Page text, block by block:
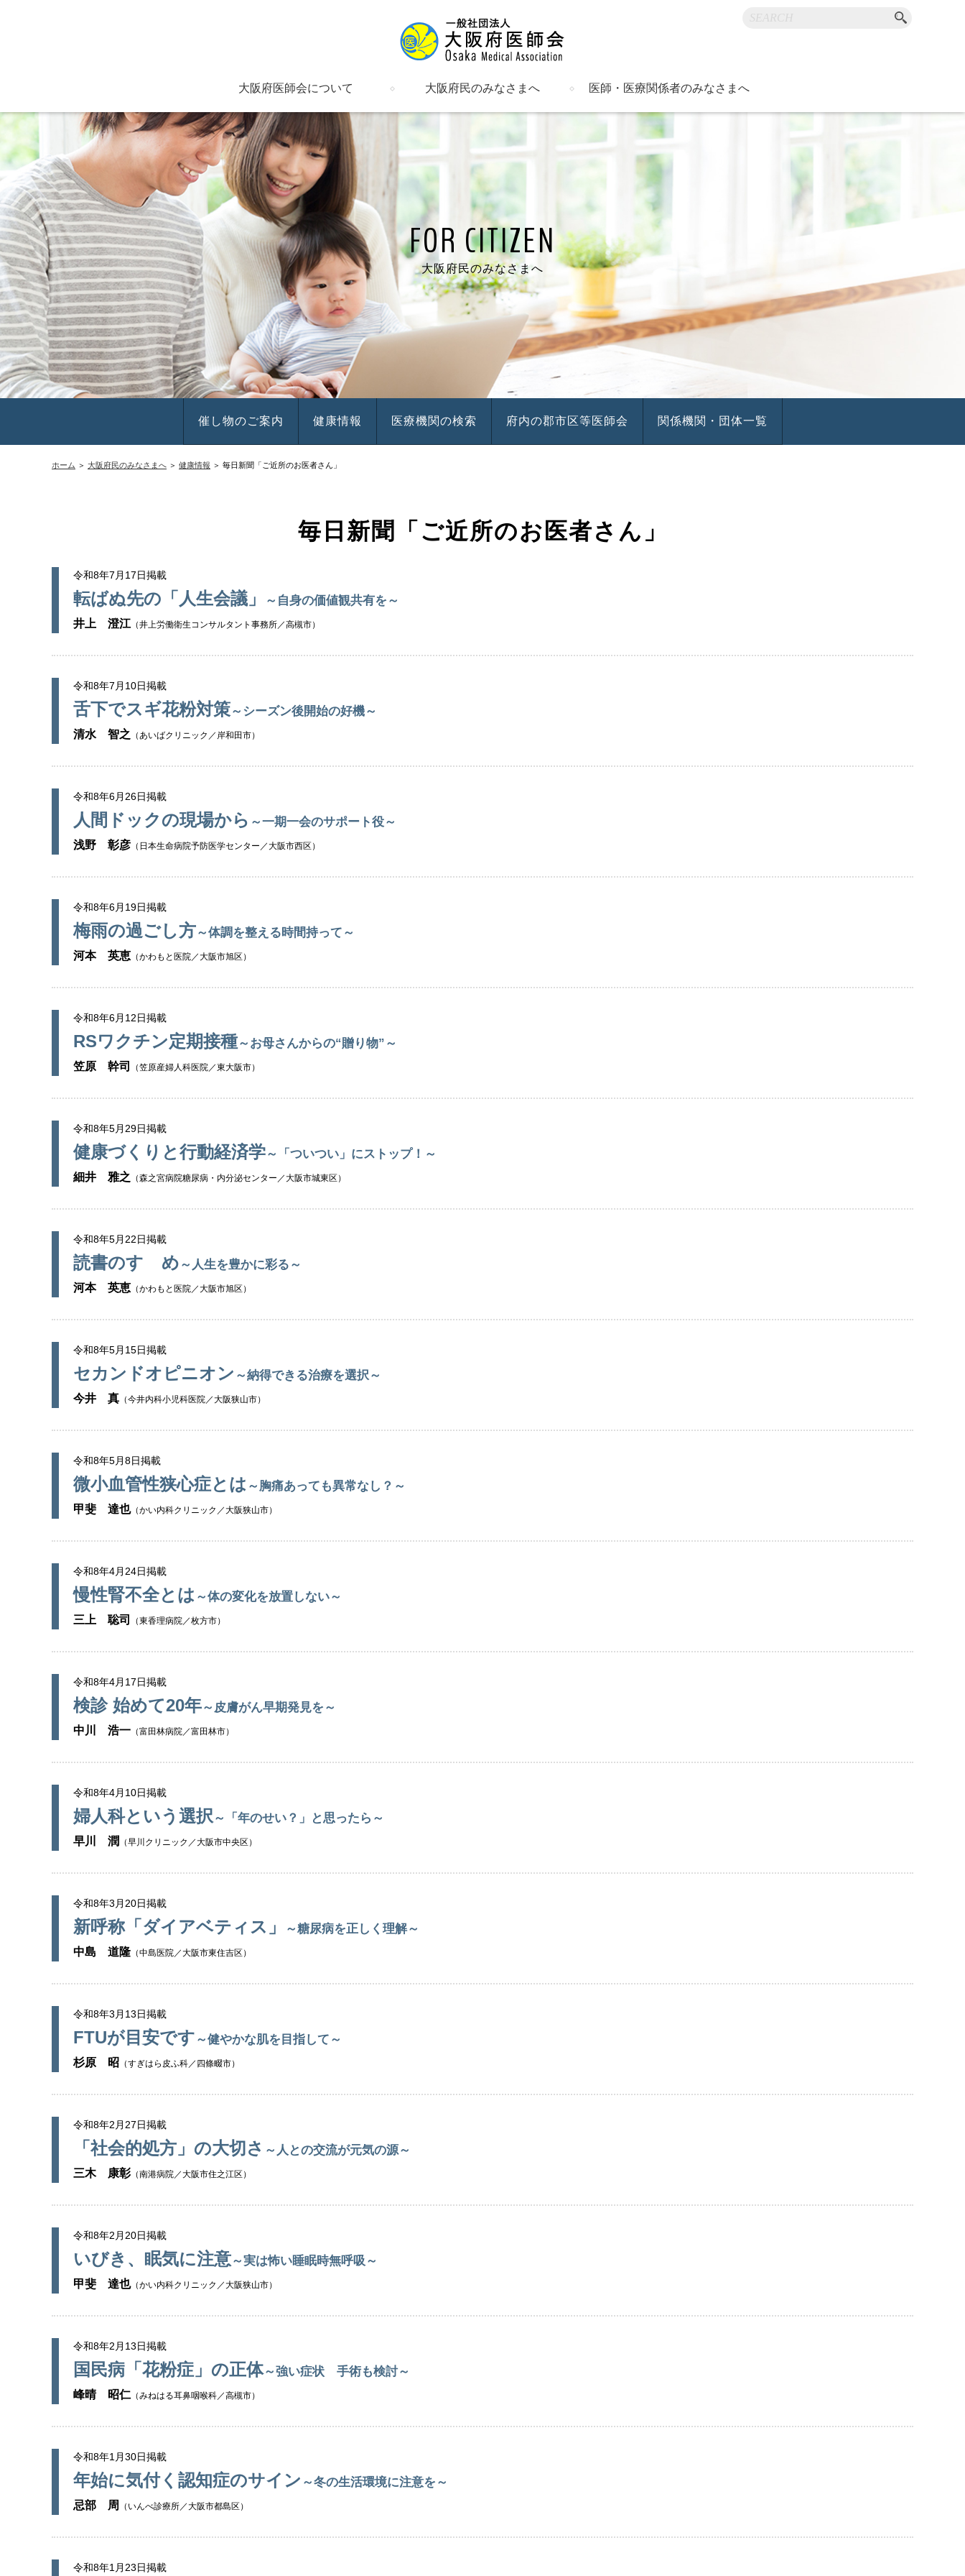
大阪府医師会について
大阪府民のみなさまへ
医師・医療関係者のみなさまへ
FOR CITIZEN
大阪府民のみなさまへ
催し物のご案内 健康情報 医療機関の検索 府内の郡市区等医師会 関係機関・団体一覧
ホーム ＞ 大阪府民のみなさまへ ＞ 健康情報 ＞ 毎日新聞「ご近所のお医者さん」
毎日新聞「ご近所のお医者さん」
令和8年7月17日掲載
転ばぬ先の「人生会議」 ～自身の価値観共有を～
井上 澄江（井上労働衛生コンサルタント事務所／高槻市）
令和8年7月10日掲載
舌下でスギ花粉対策～シーズン後開始の好機～
清水 智之 （あいばクリニック／岸和田市）
令和8年6月26日掲載
人間ドックの現場から ～一期一会のサポート役～
浅野 彰彦 （日本生命病院予防医学センター／大阪市西区）
令和8年6月19日掲載
梅雨の過ごし方～体調を整える時間持って～
河本 英恵 （かわもと医院／大阪市旭区）
令和8年6月12日掲載
RSワクチン定期接種～お母さんからの“贈り物”～
笠原 幹司 （笠原産婦人科医院／東大阪市）
令和8年5月29日掲載
健康づくりと行動経済学～「ついつい」にストップ！～
細井 雅之 （森之宮病院糖尿病・内分泌センター／大阪市城東区）
令和8年5月22日掲載
読書のすゝめ ～人生を豊かに彩る～
河本 英恵 （かわもと医院／大阪市旭区）
令和8年5月15日掲載
セカンドオピニオン ～納得できる治療を選択～
今井 真 （今井内科小児科医院／大阪狭山市）
令和8年5月8日掲載
微小血管性狭心症とは ～胸痛あっても異常なし？～
甲斐 達也（かい内科クリニック／大阪狭山市）
令和8年4月24日掲載
慢性腎不全とは ～体の変化を放置しない～
三上 聡司 （東香理病院／枚方市）
令和8年4月17日掲載
検診 始めて20年～皮膚がん早期発見を～
中川 浩一 （富田林病院／富田林市）
令和8年4月10日掲載
婦人科という選択～「年のせい？」と思ったら～
早川 潤 （早川クリニック／大阪市中央区）
令和8年3月20日掲載
新呼称「ダイアベティス」 ～糖尿病を正しく理解～
中島 道隆 （中島医院／大阪市東住吉区）
令和8年3月13日掲載
FTUが目安です ～健やかな肌を目指して～
杉原 昭 （すぎはら皮ふ科／四條畷市）
令和8年2月27日掲載
「社会的処方」の大切さ ～人との交流が元気の源～
三木 康彰（南港病院／大阪市住之江区）
令和8年2月20日掲載
いびき、眠気に注意～実は怖い睡眠時無呼吸～
甲斐 達也（かい内科クリニック／大阪狭山市）
令和8年2月13日掲載
国民病「花粉症」の正体～強い症状 手術も検討～
峰晴 昭仁（みねはる耳鼻咽喉科／高槻市）
令和8年1月30日掲載
年始に気付く認知症のサイン ～冬の生活環境に注意を～
忌部 周 （いんべ診療所／大阪市都島区）
令和8年1月23日掲載